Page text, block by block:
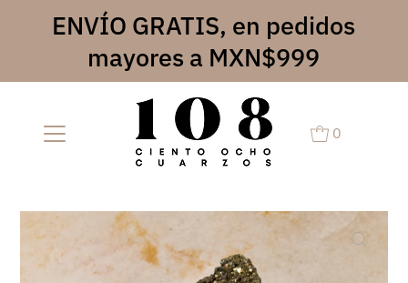
ENVÍO GRATIS, en pedidos
mayores a MXN$999
0